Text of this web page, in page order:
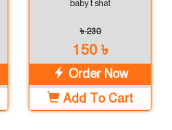
baby t shat
৳ 230
150 ৳
Order Now
Add To Cart